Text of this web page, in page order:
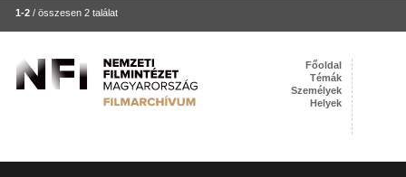
1-2 / összesen 2 találat
Főoldal
Témák
Személyek
Helyek